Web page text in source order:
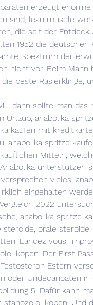
erzeugt
sind, lean muscle
die seit der
1952 die deutschen
Spektrum der
nicht vor. Beim Mann
beste Rasierklinge,
dann sollte man das
Urlaub, anabolika
kaufen mit
anabolika spritze
Mitteln,
unterstützen
vieles,
eingehalten
2022
anabolika spritze
steroide, orale
Lancez vous,
kopen. Der First
Estern
oder Undecanoaten
5. Dafür kann
stanozolol kopen. Und